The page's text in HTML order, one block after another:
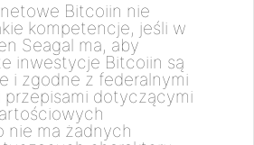
Bitcoiin nie
kompetencje, jeśli w
Seagal ma, aby
inwestycje Bitcoiin są
i zgodne z federalnymi
przepisami dotyczącymi
nie ma żadnych